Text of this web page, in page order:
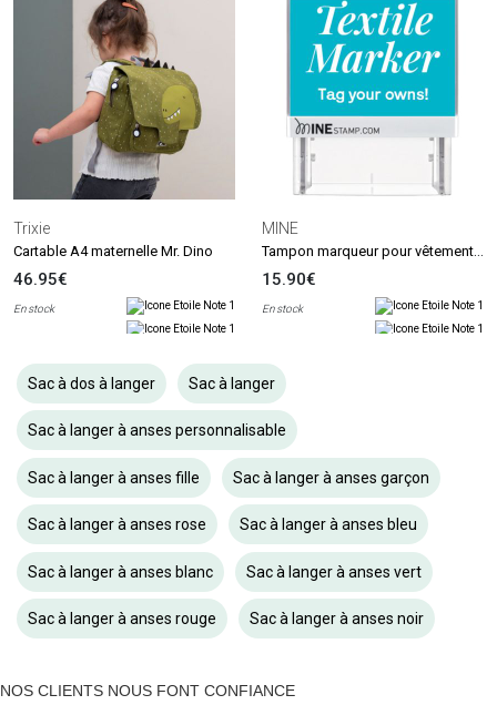
Trixie
Cartable A4 maternelle Mr. Dino
46.95€
En stock
MINE
15.90€
En stock
Sac à dos à langer Sac à langer
Sac à langer à anses personnalisable
Sac à langer à anses fille Sac à langer à anses garçon
Sac à langer à anses rose Sac à langer à anses bleu
Sac à langer à anses blanc Sac à langer à anses vert
Sac à langer à anses rouge Sac à langer à anses noir
NOS CLIENTS NOUS FONT CONFIANCE